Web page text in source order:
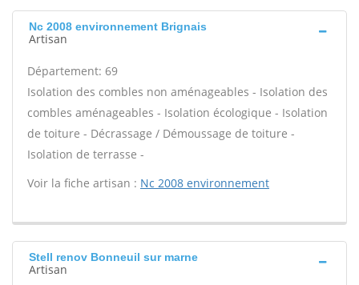
Nc 2008 environnement Brignais
Artisan
Département: 69
Isolation des combles non aménageables - Isolation des
combles aménageables - Isolation écologique - Isolation
de toiture - Décrassage / Démoussage de toiture -
Isolation de terrasse -
Voir la fiche artisan : Nc 2008 environnement
Stell renov Bonneuil sur marne
Artisan